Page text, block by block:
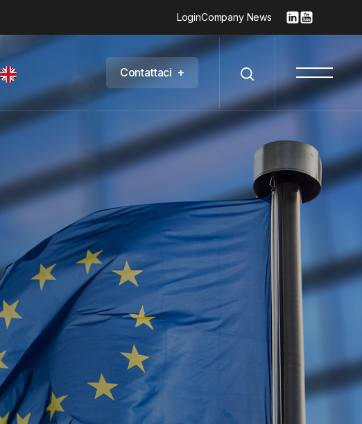
LoginCompany News
Contattaci +